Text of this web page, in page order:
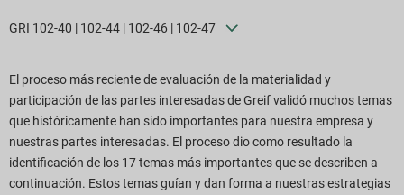
GRI 102-40 | 102-44 | 102-46 | 102-47
El proceso más reciente de evaluación de la materialidad y
participación de las partes interesadas de Greif validó muchos temas
que históricamente han sido importantes para nuestra empresa y
nuestras partes interesadas. El proceso dio como resultado la
identificación de los 17 temas más importantes que se describen a
continuación. Estos temas guían y dan forma a nuestras estrategias